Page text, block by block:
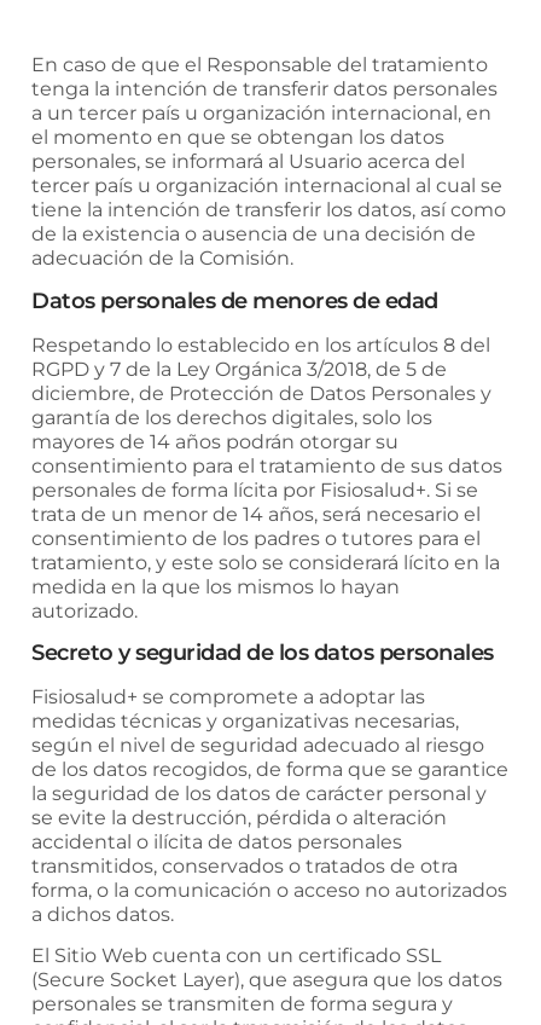
En caso de que el Responsable del tratamiento
tenga la intención de transferir datos personales
a un tercer país u organización internacional, en
el momento en que se obtengan los datos
personales, se informará al Usuario acerca del
tercer país u organización internacional al cual se
tiene la intención de transferir los datos, así como
de la existencia o ausencia de una decisión de
adecuación de la Comisión.
Datos personales de menores de edad
Respetando lo establecido en los artículos 8 del
RGPD y 7 de la Ley Orgánica 3/2018, de 5 de
diciembre, de Protección de Datos Personales y
garantía de los derechos digitales, solo los
mayores de 14 años podrán otorgar su
consentimiento para el tratamiento de sus datos
personales de forma lícita por Fisiosalud+. Si se
trata de un menor de 14 años, será necesario el
consentimiento de los padres o tutores para el
tratamiento, y este solo se considerará lícito en la
medida en la que los mismos lo hayan
autorizado.
Secreto y seguridad de los datos personales
Fisiosalud+ se compromete a adoptar las
medidas técnicas y organizativas necesarias,
según el nivel de seguridad adecuado al riesgo
de los datos recogidos, de forma que se garantice
la seguridad de los datos de carácter personal y
se evite la destrucción, pérdida o alteración
accidental o ilícita de datos personales
transmitidos, conservados o tratados de otra
forma, o la comunicación o acceso no autorizados
a dichos datos.
El Sitio Web cuenta con un certificado SSL
(Secure Socket Layer), que asegura que los datos
personales se transmiten de forma segura y